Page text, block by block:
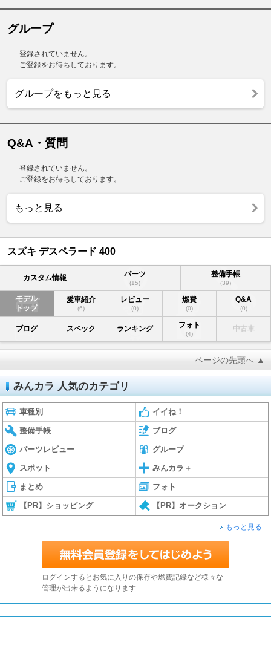
グループ
登録されていません。
ご登録をお待ちしております。
グループをもっと見る
Q&A・質問
登録されていません。
ご登録をお待ちしております。
もっと見る
スズキ デスペラード 400
カスタム情報 パーツ
(15)
整備手帳
(39)
モデル
トップ
愛車紹介
(6)
レビュー
(0)
燃費
(0)
Q&A
(0)
ブログ スペック ランキング フォト
(4)
中古車
ページの先頭へ ▲
みんカラ 人気のカテゴリ
車種別 イイね！
整備手帳 ブログ
パーツレビュー グループ
スポット みんカラ＋
まとめ フォト
【PR】ショッピング 【PR】オークション
もっと見る
ログインするとお気に入りの保存や燃費記録など様々な
管理が出来るようになります